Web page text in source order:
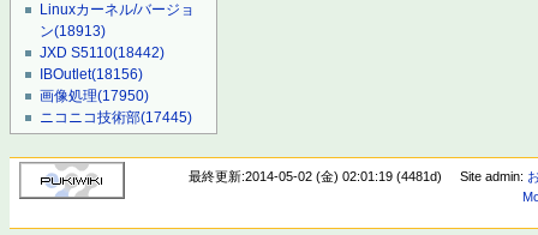
Linuxカーネル/バージョ
ン(18913)
JXD S5110(18442)
IBOutlet(18156)
画像処理(17950)
ニコニコ技術部(17445)
最終更新:2014-05-02 (金) 02:01:19 (4481d) Site admin: